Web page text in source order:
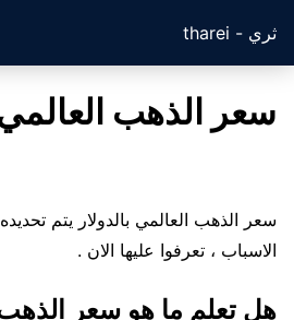
ثري - tharei
سعر الذهب
سعر الذهب العالمي بالدولار يتم
الاسباب ، تعرفوا عليها الان .
هل تعلم ما هو سعر الذهب